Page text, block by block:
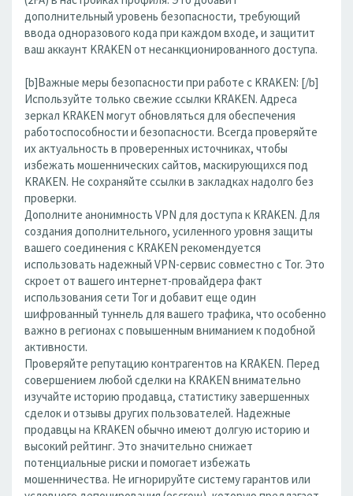
дополнительный уровень безопасности, требующий
ввода одноразового кода при каждом входе, и защитит
ваш аккаунт KRAKEN от несанкционированного доступа.
[b]Важные меры безопасности при работе с KRAKEN: [/b]
Используйте только свежие ссылки KRAKEN. Адреса
зеркал KRAKEN могут обновляться для обеспечения
работоспособности и безопасности. Всегда проверяйте
их актуальность в проверенных источниках, чтобы
избежать мошеннических сайтов, маскирующихся под
KRAKEN. Не сохраняйте ссылки в закладках надолго без
проверки.
Дополните анонимность VPN для доступа к KRAKEN. Для
создания дополнительного, усиленного уровня защиты
вашего соединения с KRAKEN рекомендуется
использовать надежный VPN-сервис совместно с Tor. Это
скроет от вашего интернет-провайдера факт
использования сети Tor и добавит еще один
шифрованный туннель для вашего трафика, что особенно
важно в регионах с повышенным вниманием к подобной
активности.
Проверяйте репутацию контрагентов на KRAKEN. Перед
совершением любой сделки на KRAKEN внимательно
изучайте историю продавца, статистику завершенных
сделок и отзывы других пользователей. Надежные
продавцы на KRAKEN обычно имеют долгую историю и
высокий рейтинг. Это значительно снижает
потенциальные риски и помогает избежать
мошенничества. Не игнорируйте систему гарантов или